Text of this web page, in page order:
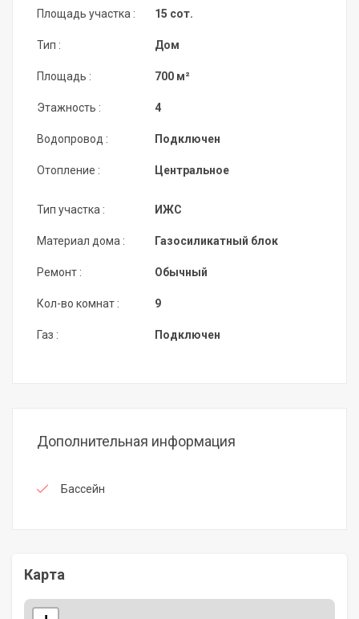
Площадь участка :
Тип :
Площадь :
Этажность :
Водопровод :
Отопление :
15 сот.
Дом
700 м²
4
Подключен
Центральное
Тип участка :
Материал дома :
Ремонт :
Кол-во комнат :
Газ :
ИЖС
Газосиликатный блок
Обычный
9
Подключен
Дополнительная информация
Бассейн
Карта